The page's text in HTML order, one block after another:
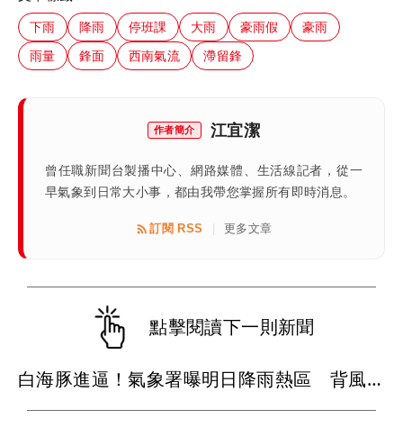
下雨 降雨 停班課 大雨 豪雨假
豪雨
雨量
鋒面 西南氣流 滯留鋒
作者簡介 江宜潔
曾任職新聞台製播中心、網路媒體、生活線記者，從一
早氣象到日常大小事，都由我帶您掌握所有即時消息。
訂閱 RSS 更多文章
點擊閱讀下一則新聞
白海豚進逼！氣象署曝明日降雨熱區 背風側今現37度焚風